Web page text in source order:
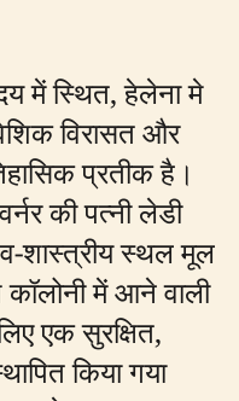
में स्थित, हेलेना मे
विरासत और
प्रतीक है।
की पत्नी लेडी
शास्त्रीय स्थल मूल
में आने वाली
एक सुरक्षित,
किया गया